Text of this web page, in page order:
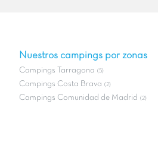
Nuestros campings por zonas
Campings Tarragona (5)
Campings Costa Brava (2)
Campings Comunidad de Madrid (2)